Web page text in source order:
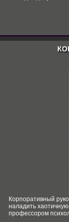
Корпоративный
наладить
профессором